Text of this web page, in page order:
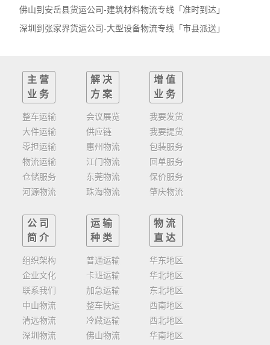
佛山到安岳县货运公司-建筑材料物流专线「准时到达」
深圳到张家界货运公司-大型设备物流专线「市县派送」
主营
业务
整车运输
大件运输
零担运输
物流运输
仓储服务
河源物流
解决
方案
会议展览
供应链
惠州物流
江门物流
东莞物流
珠海物流
增值
业务
我要发货
我要提货
包装服务
回单服务
保价服务
肇庆物流
公司
简介
组织架构
企业文化
联系我们
中山物流
清远物流
深圳物流
运输
种类
普通运输
卡班运输
加急运输
整车快运
冷藏运输
佛山物流
物流
直达
华东地区
华北地区
东北地区
西南地区
西北地区
华南地区